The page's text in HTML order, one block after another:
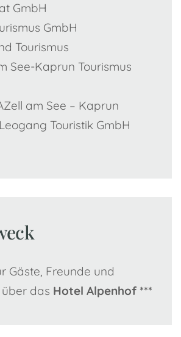
GmbH
GmbH
Tourismus
See-Kaprun Tourismus
am See – Kaprun
Touristik GmbH
Gäste, Freunde und
das Hotel Alpenhof ***